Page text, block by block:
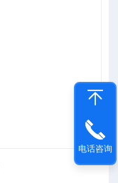
电话咨询